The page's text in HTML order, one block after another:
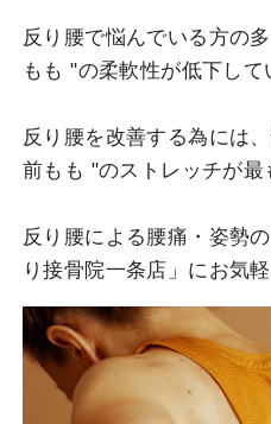
反り腰で悩んでいる方の
もも "の柔軟性が低下して
反り腰を改善する為には
前もも "のストレッチが最
反り腰による腰痛・姿勢
り接骨院一条店」にお気